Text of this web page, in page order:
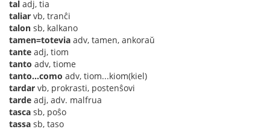
tal adj, tia
taliar vb, tranĉi
talon sb, kalkano
tamen=totevia adv, tamen, ankoraŭ
tante adj, tiom
tanto adv, tiome
tanto...como adv, tiom...kiom(kiel)
tardar vb, prokrasti, postenŝovi
tarde adj, adv. malfrua
tasca sb, poŝo
tassa sb, taso